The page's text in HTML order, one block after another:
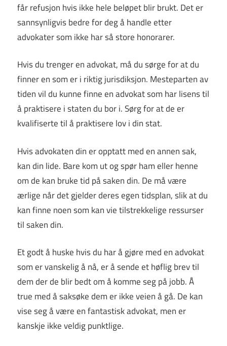
får refusjon hvis ikke hele beløpet blir brukt. Det er
sannsynligvis bedre for deg å handle etter
advokater som ikke har så store honorarer.
Hvis du trenger en advokat, må du sørge for at du
finner en som er i riktig jurisdiksjon. Mesteparten av
tiden vil du kunne finne en advokat som har lisens til
å praktisere i staten du bor i. Sørg for at de er
kvalifiserte til å praktisere lov i din stat.
Hvis advokaten din er opptatt med en annen sak,
kan din lide. Bare kom ut og spør ham eller henne
om de kan bruke tid på saken din. De må være
ærlige når det gjelder deres egen tidsplan, slik at du
kan finne noen som kan vie tilstrekkelige ressurser
til saken din.
Et godt å huske hvis du har å gjøre med en advokat
som er vanskelig å nå, er å sende et høflig brev til
dem der de blir bedt om å komme seg på jobb. Å
true med å saksøke dem er ikke veien å gå. De kan
vise seg å være en fantastisk advokat, men er
kanskje ikke veldig punktlige.